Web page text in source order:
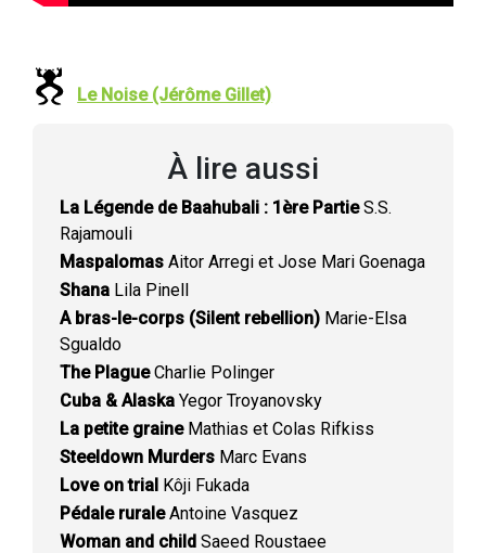
Le Noise (Jérôme Gillet)
À lire aussi
La Légende de Baahubali : 1ère PartieS.S.
Rajamouli
Maspalomas Aitor Arregi et Jose Mari Goenaga
Shana Lila Pinell
A bras-le-corps (Silent rebellion) Marie-Elsa
Sgualdo
The PlagueCharlie Polinger
Cuba & Alaska Yegor Troyanovsky
La petite graineMathias et Colas Rifkiss
Steeldown Murders Marc Evans
Love on trial Kôji Fukada
Pédale ruraleAntoine Vasquez
Woman and child Saeed Roustaee